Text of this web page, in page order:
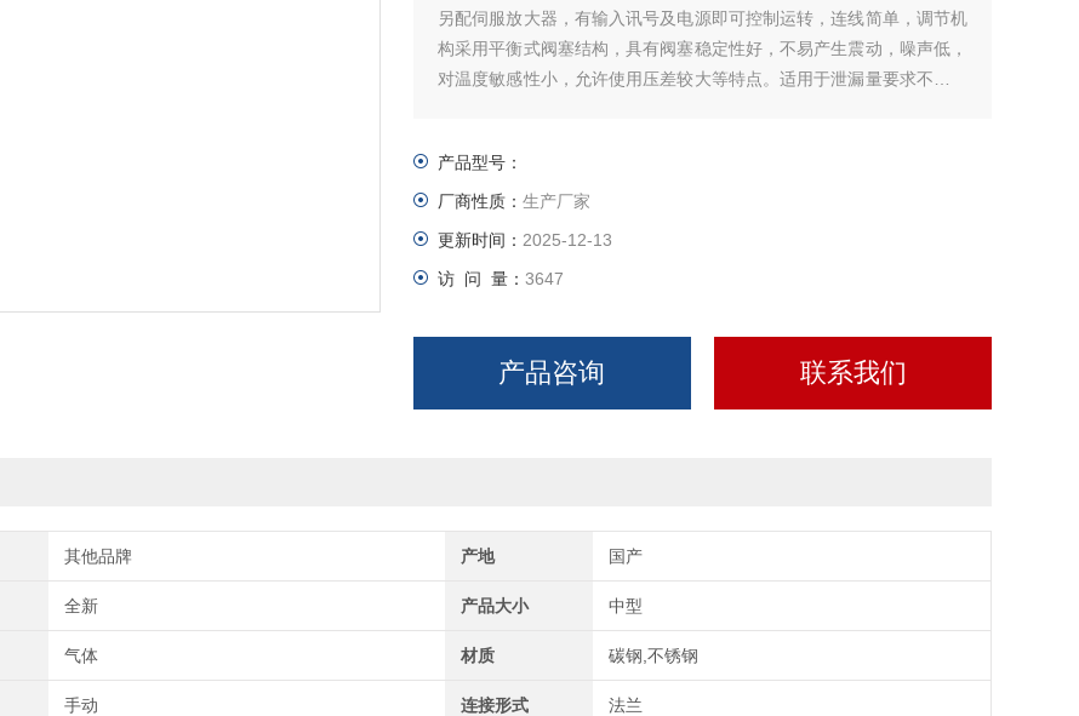
另配伺服放大器，有输入讯号及电源即可控制运转，连线简单，调节机
构采用平衡式阀塞结构，具有阀塞稳定性好，不易产生震动，噪声低，
对温度敏感性小，允许使用压差较大等特点。适用于泄漏量要求不严格
产品型号：
厂商性质： 生产厂家
更新时间： 2025-12-13
访 问 量： 3647
产品咨询 联系我们
其他品牌 产地 国产
全新 产品大小 中型
气体 材质 碳钢,不锈钢
手动 连接形式 法兰